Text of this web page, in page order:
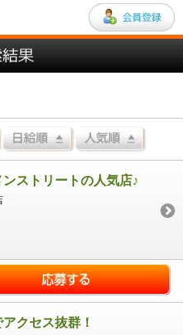
ンストリートの人気店♪
クセス抜群！